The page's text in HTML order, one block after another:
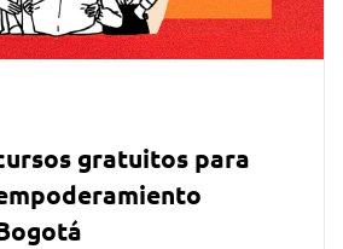
gratuitos para